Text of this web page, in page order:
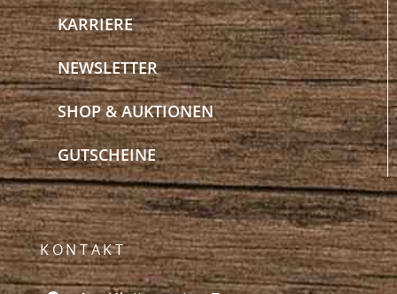
KARRIERE
NEWSLETTER
SHOP & AUKTIONEN
GUTSCHEINE
KONTAKT